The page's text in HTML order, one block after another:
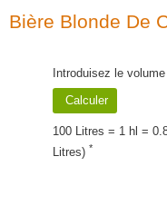
Bière Blonde De
Introduisez le
100 Litres = 1 hl =
Litres) *